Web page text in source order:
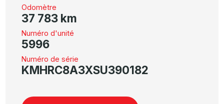
Odomètre
37 783 km
Numéro d'unité
5996
Numéro de série
KMHRC8A3XSU390182